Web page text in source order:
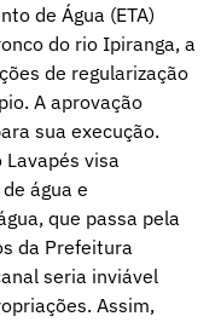
de Água (ETA)
do rio Ipiranga, a
de regularização
A aprovação
sua execução.
visa
água e
que passa pela
da Prefeitura
seria inviável
Assim,